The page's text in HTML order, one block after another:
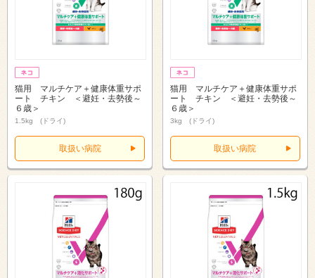
猫用 マルチケア＋健康体重サポ
ート チキン ＜避妊・去勢後～
６歳＞
1.5kg (ドライ)
取扱い病院
猫用 マルチケア＋健康体重サポ
ート チキン ＜避妊・去勢後～
６歳＞
3kg (ドライ)
取扱い病院